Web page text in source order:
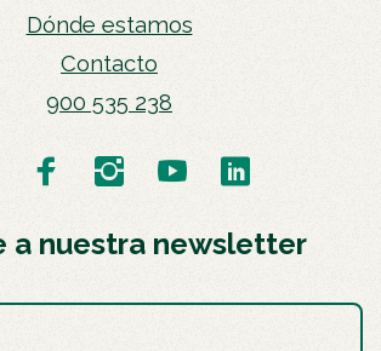
Dónde estamos
Contacto
900 535 238
a nuestra newsletter